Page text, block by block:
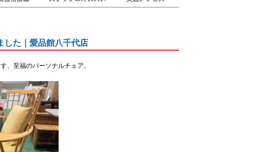
た｜愛品館八千代店
、至福のパーソナルチェア。